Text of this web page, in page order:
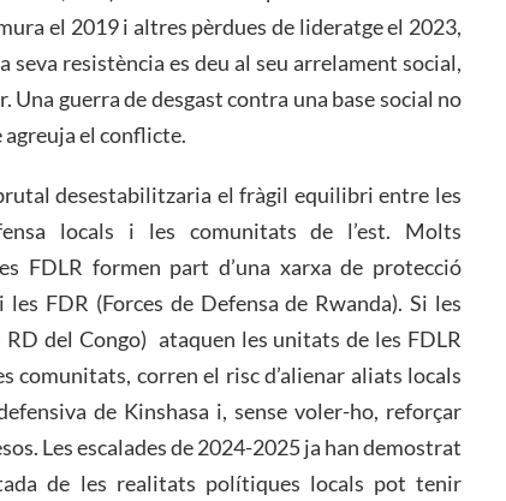
el 2019 i altres pèrdues de lideratge el 2023,
seva resistència es deu al seu arrelament social,
guerra de desgast contra una base social no
agreuja el conflicte.
desestabilitzaria el fràgil equilibri entre les
locals i les comunitats de l’est. Molts
FDLR formen part d’una xarxa de protecció
FDR (Forces de Defensa de Rwanda). Si les
RD del Congo) ataquen les unitats de les FDLR
comunitats, corren el risc d’alienar aliats locals
de Kinshasa i, sense voler-ho, reforçar
Les escalades de 2024-2025 ja han demostrat
de les realitats polítiques locals pot tenir